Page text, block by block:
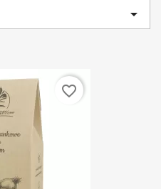

favorite_border